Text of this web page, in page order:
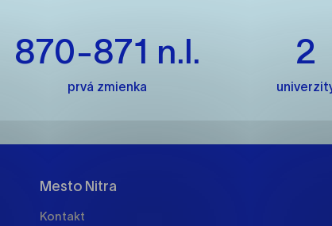
870-871 n.l.
prvá zmienka
2
Mesto Nitra
Kontakt
prevádzkovateľovi stránok pochopiť, ako
osobou.